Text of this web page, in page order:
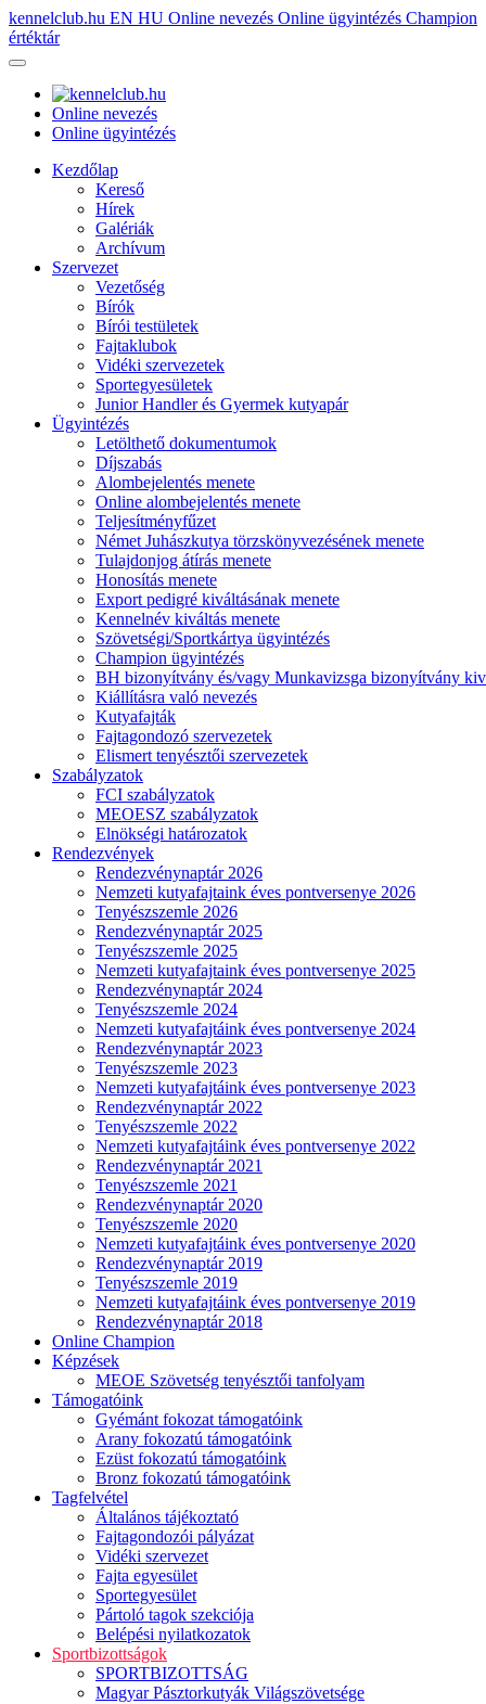
kennelclub.hu EN HU Online nevezés Online ügyintézés Champion
értéktár
Online nevezés
Online ügyintézés
Kezdőlap
Kereső
Hírek
Galériák
Archívum
Szervezet
Vezetőség
Bírók
Bírói testületek
Fajtaklubok
Vidéki szervezetek
Sportegyesületek
Junior Handler és Gyermek kutyapár
Ügyintézés
Letölthető dokumentumok
Díjszabás
Alombejelentés menete
Online alombejelentés menete
Teljesítményfűzet
Német Juhászkutya törzskönyvezésének menete
Tulajdonjog átírás menete
Honosítás menete
Export pedigré kiváltásának menete
Kennelnév kiváltás menete
Szövetségi/Sportkártya ügyintézés
Champion ügyintézés
BH bizonyítvány és/vagy Munkavizsga bizonyítvány
Kiállításra való nevezés
Kutyafajták
Fajtagondozó szervezetek
Elismert tenyésztői szervezetek
Szabályzatok
FCI szabályzatok
MEOESZ szabályzatok
Elnökségi határozatok
Rendezvények
Rendezvénynaptár 2026
Nemzeti kutyafajtaink éves pontversenye 2026
Tenyészszemle 2026
Rendezvénynaptár 2025
Tenyészszemle 2025
Nemzeti kutyafajtaink éves pontversenye 2025
Rendezvénynaptár 2024
Tenyészszemle 2024
Nemzeti kutyafajtáink éves pontversenye 2024
Rendezvénynaptár 2023
Tenyészszemle 2023
Nemzeti kutyafajtáink éves pontversenye 2023
Rendezvénynaptár 2022
Tenyészszemle 2022
Nemzeti kutyafajtáink éves pontversenye 2022
Rendezvénynaptár 2021
Tenyészszemle 2021
Rendezvénynaptár 2020
Tenyészszemle 2020
Nemzeti kutyafajtáink éves pontversenye 2020
Rendezvénynaptár 2019
Tenyészszemle 2019
Nemzeti kutyafajtáink éves pontversenye 2019
Rendezvénynaptár 2018
Online Champion
Képzések
MEOE Szövetség tenyésztői tanfolyam
Támogatóink
Gyémánt fokozat támogatóink
Arany fokozatú támogatóink
Ezüst fokozatú támogatóink
Bronz fokozatú támogatóink
Tagfelvétel
Általános tájékoztató
Fajtagondozói pályázat
Vidéki szervezet
Fajta egyesület
Sportegyesület
Pártoló tagok szekciója
Belépési nyilatkozatok
Sportbizottságok
SPORTBIZOTTSÁG
Magyar Pásztorkutyák Világszövetsége